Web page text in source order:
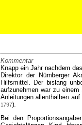
Kommentar
Knapp ein Jahr nachdem
Direktor der Nürnberger
Hilfsmittel. Der bislang
aufzunehmen war zu
Anleitungen allenthalben
1797).
Bei den